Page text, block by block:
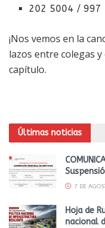
202 5004 / 997
¡Nos vemos en la
lazos entre colegas
capítulo.
Últimas noticias
7 DE
Hoja de
nacional